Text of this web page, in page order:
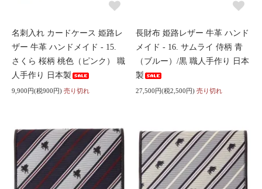
名刺入れ カードケース 姫路レ
ザー 牛革 ハンドメイド - 15.
さくら 桜柄 桃色（ピンク） 職
人手作り 日本製
9,900円(税900円) 売り切れ
長財布 姫路レザー 牛革 ハンド
メイド - 16. サムライ 侍柄 青
（ブルー）/黒 職人手作り 日本
製
27,500円(税2,500円) 売り切れ